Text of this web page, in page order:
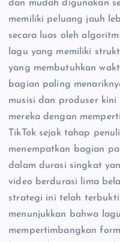
dan mudah digunakan
memiliki peluang jauh
secara luas oleh
lagu yang memiliki
yang membutuhkan
bagian paling
musisi dan produser
mereka dengan
TikTok sejak tahap
menempatkan bagian
dalam durasi singkat
video berdurasi lima
strategi ini telah
menunjukkan bahwa
mempertimbangkan